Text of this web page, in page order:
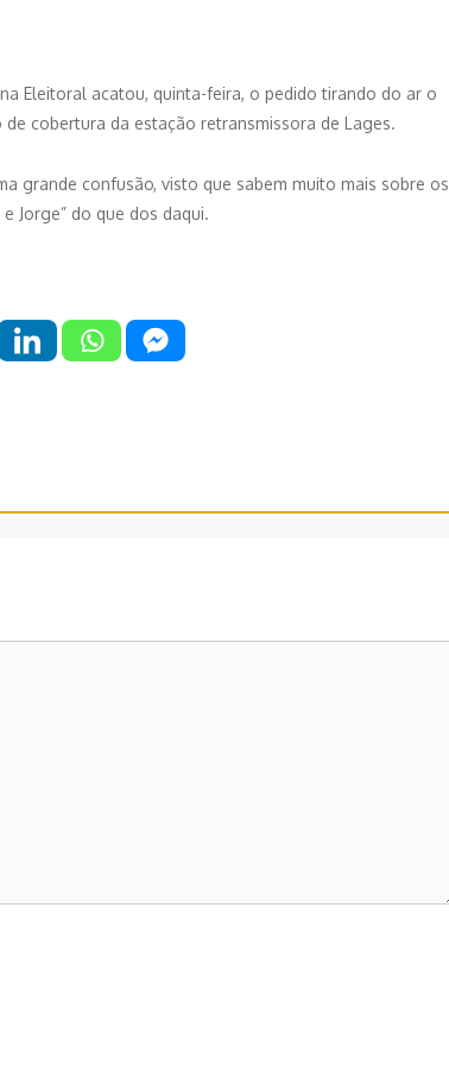
Eleitoral acatou, quinta-feira, o pedido tirando do ar o
cobertura da estação retransmissora de Lages.
grande confusão, visto que sabem muito mais sobre os
Jorge” do que dos daqui.